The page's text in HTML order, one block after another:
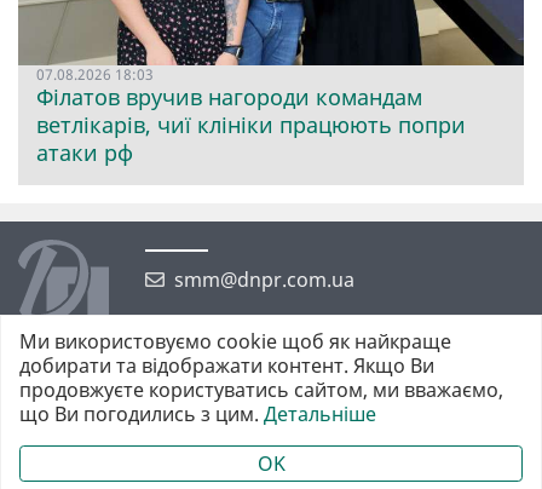
07.08.2026 18:03
Філатов вручив нагороди командам
ветлікарів, чиї клініки працюють попри
атаки рф
smm@dnpr.com.ua
©2026 https://dnpr.com.ua Дніпровська порадниця
Всі права захищені. При повному або частковому використанні
матеріалів обов'язкове активне гіперпосилання у першому абзаці.
Ми використовуємо cookie щоб як найкраще
добирати та відображати контент. Якщо Ви
продовжуєте користуватись сайтом, ми вважаємо,
що Ви погодились з цим. Детальніше
OK